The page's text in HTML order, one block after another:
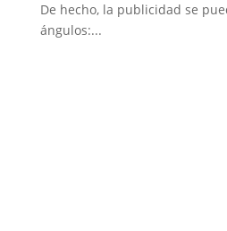
De hecho, la publicidad se
ángulos:...